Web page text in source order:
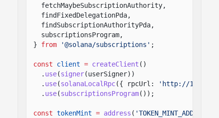
fetchMaybeSubscriptionAuthority,
findFixedDelegationPda,
findSubscriptionAuthorityPda,
subscriptionsProgram,
}
from '@solana/subscriptions' ;
const client = createClient ()
. use(signer(userSigner))
. use(solanaLocalRpc({ rpcUrl:
'http://
. use(subscriptionsProgram());
const tokenMint = address (